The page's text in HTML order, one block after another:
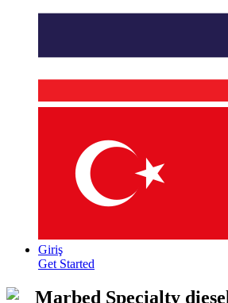
Giriş
Get Started